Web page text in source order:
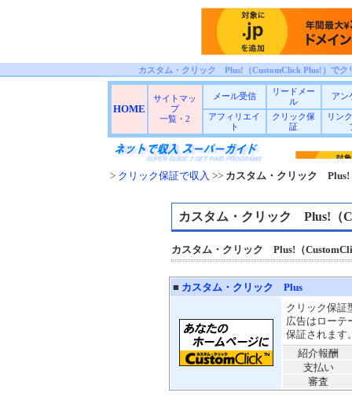
カスタム・クリック Plus!（CustomClick Plus!）で
HOME
サイトマッ
プ
一覧 ・ 2
メール受信
リードメー
ル
アン
アフィリエイ
ト
クリック保
証
リン
> クリック保証で収入 >> カスタム・クリック Plus!
カスタム・クリック Plus!（
カスタム・クリック Plus!（
■ カスタム・クリック Plus
クリック保証
広告はローテ
保証されます
紹介報酬
支払い
審査